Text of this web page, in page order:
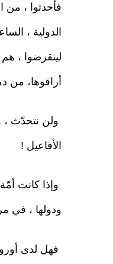
فأحدثوا ، من
الدولية ،
لينقرضوا ، هم
أراقوها، من
ولن نتحدّث ،
الأفاعيل !
وإذا كانت
ودولها ، في
فهل لدى